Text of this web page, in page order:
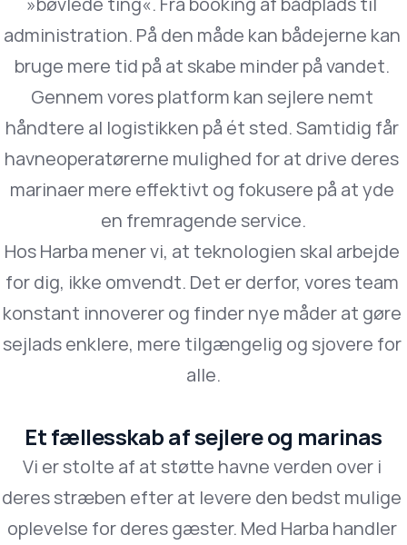
administration. På den måde kan bådejerne kan
bruge mere tid på at skabe minder på vandet.
Gennem vores platform kan sejlere nemt
håndtere al logistikken på ét sted. Samtidig får
havneoperatørerne mulighed for at drive deres
marinaer mere effektivt og fokusere på at yde
en fremragende service.
Hos Harba mener vi, at teknologien skal arbejde
for dig, ikke omvendt. Det er derfor, vores team
konstant innoverer og finder nye måder at gøre
sejlads enklere, mere tilgængelig og sjovere for
alle.
Et fællesskab af sejlere og marinas
Vi er stolte af at støtte havne verden over i
deres stræben efter at levere den bedst mulige
oplevelse for deres gæster. Med Harba handler